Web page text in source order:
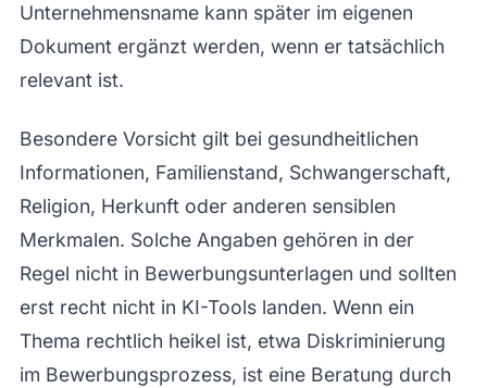
Unternehmensname kann später im eigenen
Dokument ergänzt werden, wenn er tatsächlich
relevant ist.
Besondere Vorsicht gilt bei gesundheitlichen
Informationen, Familienstand, Schwangerschaft,
Religion, Herkunft oder anderen sensiblen
Merkmalen. Solche Angaben gehören in der
Regel nicht in Bewerbungsunterlagen und sollten
erst recht nicht in KI-Tools landen. Wenn ein
Thema rechtlich heikel ist, etwa Diskriminierung
im Bewerbungsprozess, ist eine Beratung durch